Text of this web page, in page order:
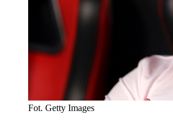
Fot. Getty Images